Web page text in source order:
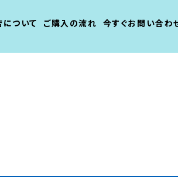
について ご購入の流れ 今すぐお問い合わ